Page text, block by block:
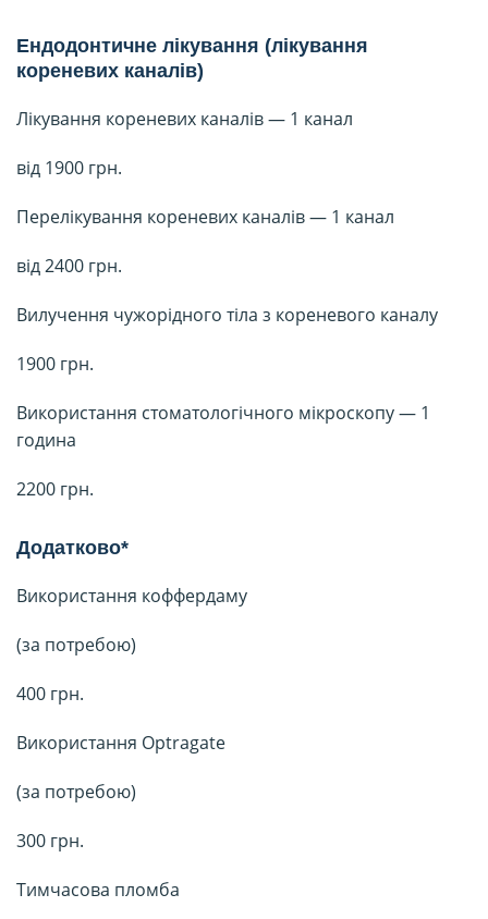
Ендодонтичне лікування (лікування
кореневих каналів)
Лікування кореневих каналів — 1 канал
від 1900 грн.
Перелікування кореневих каналів — 1 канал
від 2400 грн.
Вилучення чужорідного тіла з кореневого каналу
1900 грн.
Використання стоматологічного мікроскопу — 1
година
2200 грн.
Додатково*
Використання коффердаму
(за потребою)
400 грн.
Використання Optragate
(за потребою)
300 грн.
Тимчасова пломба